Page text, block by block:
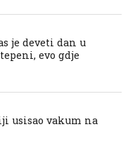
je deveti dan u
evo gdje
usisao vakum na